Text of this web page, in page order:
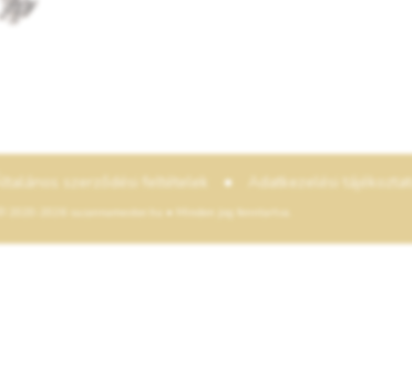
Általános szerződési feltételek • Adatkezelési tájékoztató
© 2020-2026 suzannamester.hu • Minden jog fenntartva.